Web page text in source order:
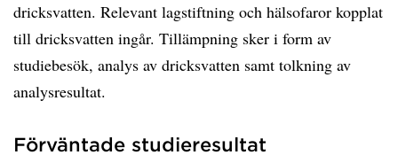
dricksvatten. Relevant lagstiftning och hälsofaror kopplat
till dricksvatten ingår. Tillämpning sker i form av
studiebesök, analys av dricksvatten samt tolkning av
analysresultat.
Förväntade studieresultat